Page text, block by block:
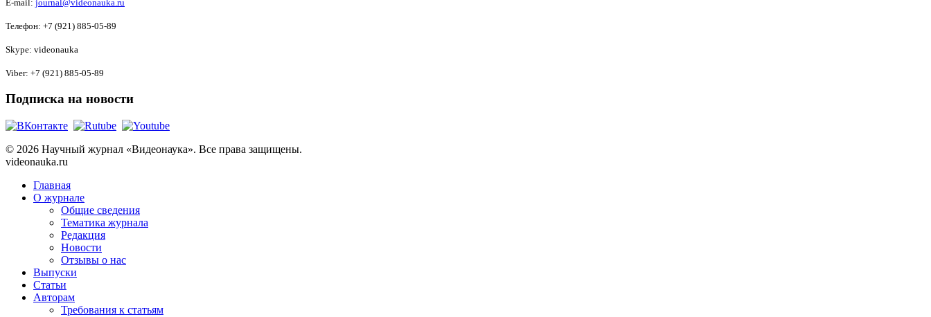
E-mail: journal@videonauka.ru
Телефон: +7 (921) 885-05-89
Skype: videonauka
Viber: +7 (921) 885-05-89
Подписка на новости
© 2026 Научный журнал «Видеонаука». Все права защищены.
videonauka.ru
Главная
О журнале
Общие сведения
Тематика журнала
Редакция
Новости
Отзывы о нас
Выпуски
Статьи
Авторам
Требования к статьям